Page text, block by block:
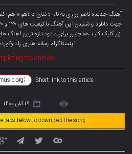
آهنگ جدیده ناصر رزازی به نام « شای دالاهو »
زیر کلیک کنید همچنین برای دانلود تازه ترین آهنگ
اینستاگرام رسانه هنری
the archive
Short link to this article :
16 آبان 1400
tabs below to download the song